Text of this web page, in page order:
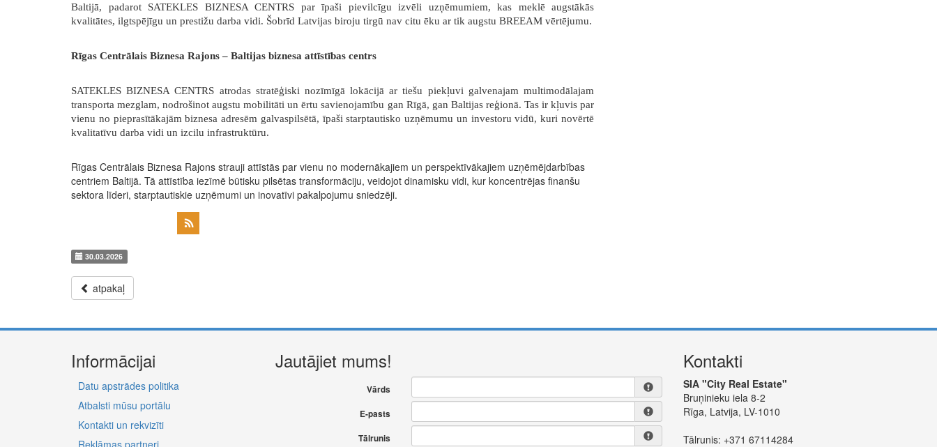
Baltijā, padarot SATEKLES BIZNESA CENTRS par īpaši pievilcīgu izvēli uzņēmumiem, kas meklē augstākās
kvalitātes, ilgtspējīgu un prestižu darba vidi. Šobrīd Latvijas biroju tirgū nav citu ēku ar tik augstu BREEAM vērtējumu.
Rīgas Centrālais Biznesa Rajons – Baltijas biznesa attīstības centrs
SATEKLES BIZNESA CENTRS atrodas stratēģiski nozīmīgā lokācijā ar tiešu piekļuvi galvenajam multimodālajam
transporta mezglam, nodrošinot augstu mobilitāti un ērtu savienojamību gan Rīgā, gan Baltijas reģionā. Tas ir kļuvis par
vienu no pieprasītākajām biznesa adresēm galvaspilsētā, īpaši starptautisko uzņēmumu un investoru vidū, kuri novērtē
kvalitatīvu darba vidi un izcilu infrastruktūru.
Rīgas Centrālais Biznesa Rajons strauji attīstās par vienu no modernākajiem un perspektīvākajiem uzņēmējdarbības
centriem Baltijā. Tā attīstība iezīmē būtisku pilsētas transformāciju, veidojot dinamisku vidi, kur koncentrējas finanšu
sektora līderi, starptautiskie uzņēmumi un inovatīvi pakalpojumu sniedzēji.
30.03.2026
atpakaļ
Informācijai
Datu apstrādes politika
Atbalsti mūsu portālu
Kontakti un rekvizīti
Reklāmas partneri
Jautājiet mums!
Vārds
E-pasts
Tālrunis
Kontakti
SIA "City Real Estate"
Bruņinieku iela 8-2
Rīga, Latvija, LV-1010
Tālrunis: +371 67114284